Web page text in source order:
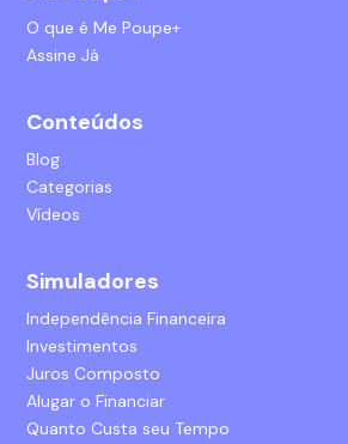
O que é Me Poupe+
Assine Já
Conteúdos
Blog
Categorias
Vídeos
Simuladores
Independência Financeira
Investimentos
Juros Composto
Alugar o Financiar
Quanto Custa seu Tempo